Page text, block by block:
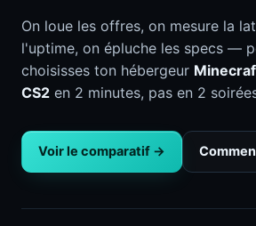
On loue les offres, on mesure la
l'uptime, on épluche les specs —
choisisses ton hébergeur
CS2 en 2 minutes, pas en 2
Voir le comparatif →